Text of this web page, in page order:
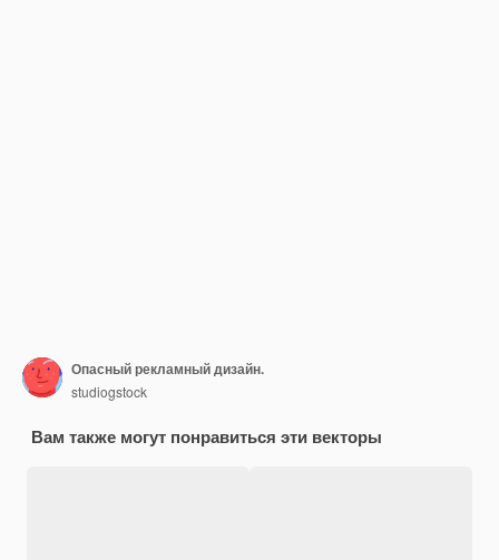
Опасный рекламный дизайн.
studiogstock
Вам также могут понравиться эти векторы